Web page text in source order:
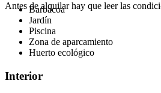
Antes de alquilar hay que leer las
Barbacoa
Jardín
Piscina
Zona de aparcamiento
Huerto ecológico
Interior